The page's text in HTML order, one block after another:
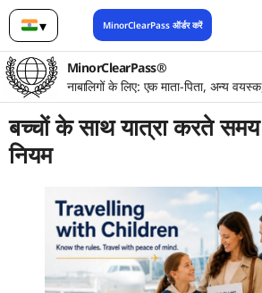
▾
हिन्दी
MinorClearPass ऑर्डर करें
MinorClearPass®
नाबालिगों के लिए: एक माता-पिता, अन्य
बच्चों के साथ यात्रा करते
नियम